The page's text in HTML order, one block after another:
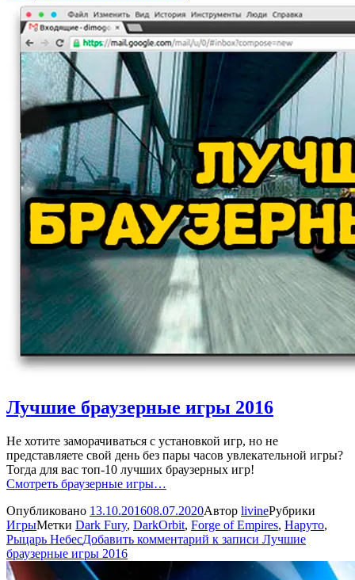
Лучшие браузерные игры 2016
Не хотите заморачиваться с установкой игр, но не
представляете свой день без пары часов увлекательной игры?
Тогда для вас топ-10 лучших браузерных игр!
Смотреть браузерные игры…
Опубликовано 13.10.201608.07.2020Автор livineРубрики
ИгрыМетки Dark Fury, DarkOrbit, Forge of Empires, Наруто,
Рыцарь НебесДобавить комментарий к записи Лучшие
браузерные игры 2016